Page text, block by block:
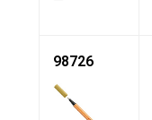
98726